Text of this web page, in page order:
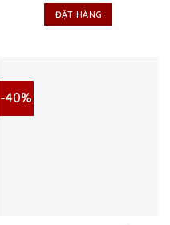
là:
500.000₫.
ĐẶT HÀNG
-40%